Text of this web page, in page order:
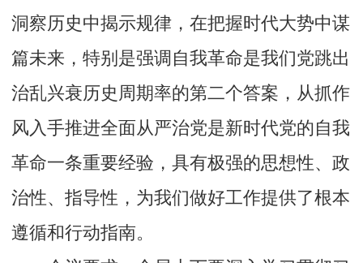
洞察历史中揭示规律，在把握时代大势中谋
篇未来，特别是强调自我革命是我们党跳出
治乱兴衰历史周期率的第二个答案，从抓作
风入手推进全面从严治党是新时代党的自我
革命一条重要经验，具有极强的思想性、政
治性、指导性，为我们做好工作提供了根本
遵循和行动指南。